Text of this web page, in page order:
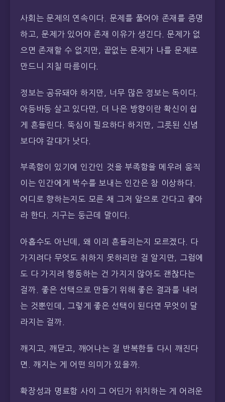
사회는 문제의 연속이다. 문제를 풀어야 존재를 증명
하고, 문제가 있어야 존재 이유가 생긴다. 문제가 없
으면 존재할 수 없지만, 끝없는 문제가 나를 문제로
만드니 지칠 따름이다.
정보는 공유돼야 하지만, 너무 많은 정보는 독이다.
아등바등 살고 있다만, 더 나은 방향이란 확신이 쉽
게 흔들린다. 뚝심이 필요하다 하지만, 그릇된 신념
보다야 갈대가 낫다.
부족함이 있기에 인간인 것을 부족함을 메우려 움직
이는 인간에게 박수를 보내는 인간은 참 이상하다.
어디로 향하는지도 모른 채 그저 앞으로 간다고 좋아
라 한다. 지구는 둥근데 말이다.
아홉수도 아닌데, 왜 이리 흔들리는지 모르겠다. 다
가지려다 무엇도 취하지 못하리란 걸 알지만, 그럼에
도 다 가지려 행동하는 건 가지지 않아도 괜찮다는
걸까. 좋은 선택으로 만들기 위해 좋은 결과를 내려
는 것뿐인데, 그렇게 좋은 선택이 된다면 무엇이 달
라지는 걸까.
깨지고, 깨닫고, 깨어나는 걸 반복한들 다시 깨진다
면. 깨지는 게 어떤 의미가 있을까.
확장성과 명료함 사이 그 어딘가 위치하는 게 어려운